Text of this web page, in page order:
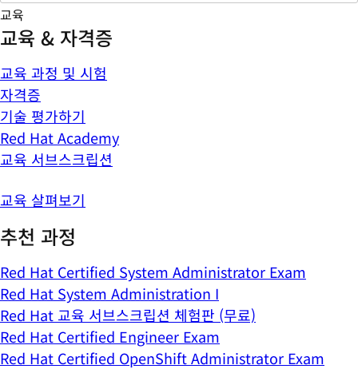
교육
교육 & 자격증
교육 과정 및 시험
자격증
기술 평가하기
Red Hat Academy
교육 서브스크립션
교육 살펴보기
추천 과정
Red Hat Certified System Administrator Exam
Red Hat System Administration I
Red Hat 교육 서브스크립션 체험판 (무료)
Red Hat Certified Engineer Exam
Red Hat Certified OpenShift Administrator Exam